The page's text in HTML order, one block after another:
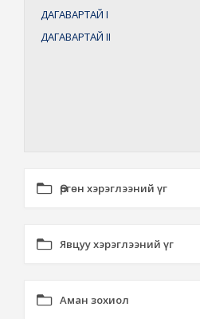
ДАГАВАРТАЙ I
ДАГАВАРТАЙ II
Өргөн хэрэглээний үг
Явцуу хэрэглээний үг
Аман зохиол